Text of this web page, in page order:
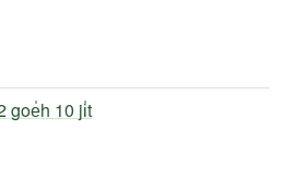
goe̍h 10 ji̍t